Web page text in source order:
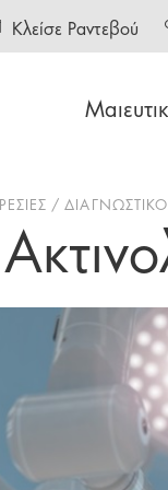
Κλείσε Ραντεβού